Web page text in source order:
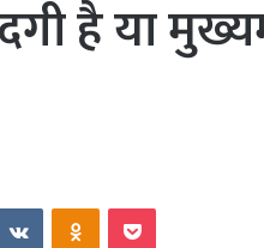
है या
VKontakteOdnoklassniki
Pocket